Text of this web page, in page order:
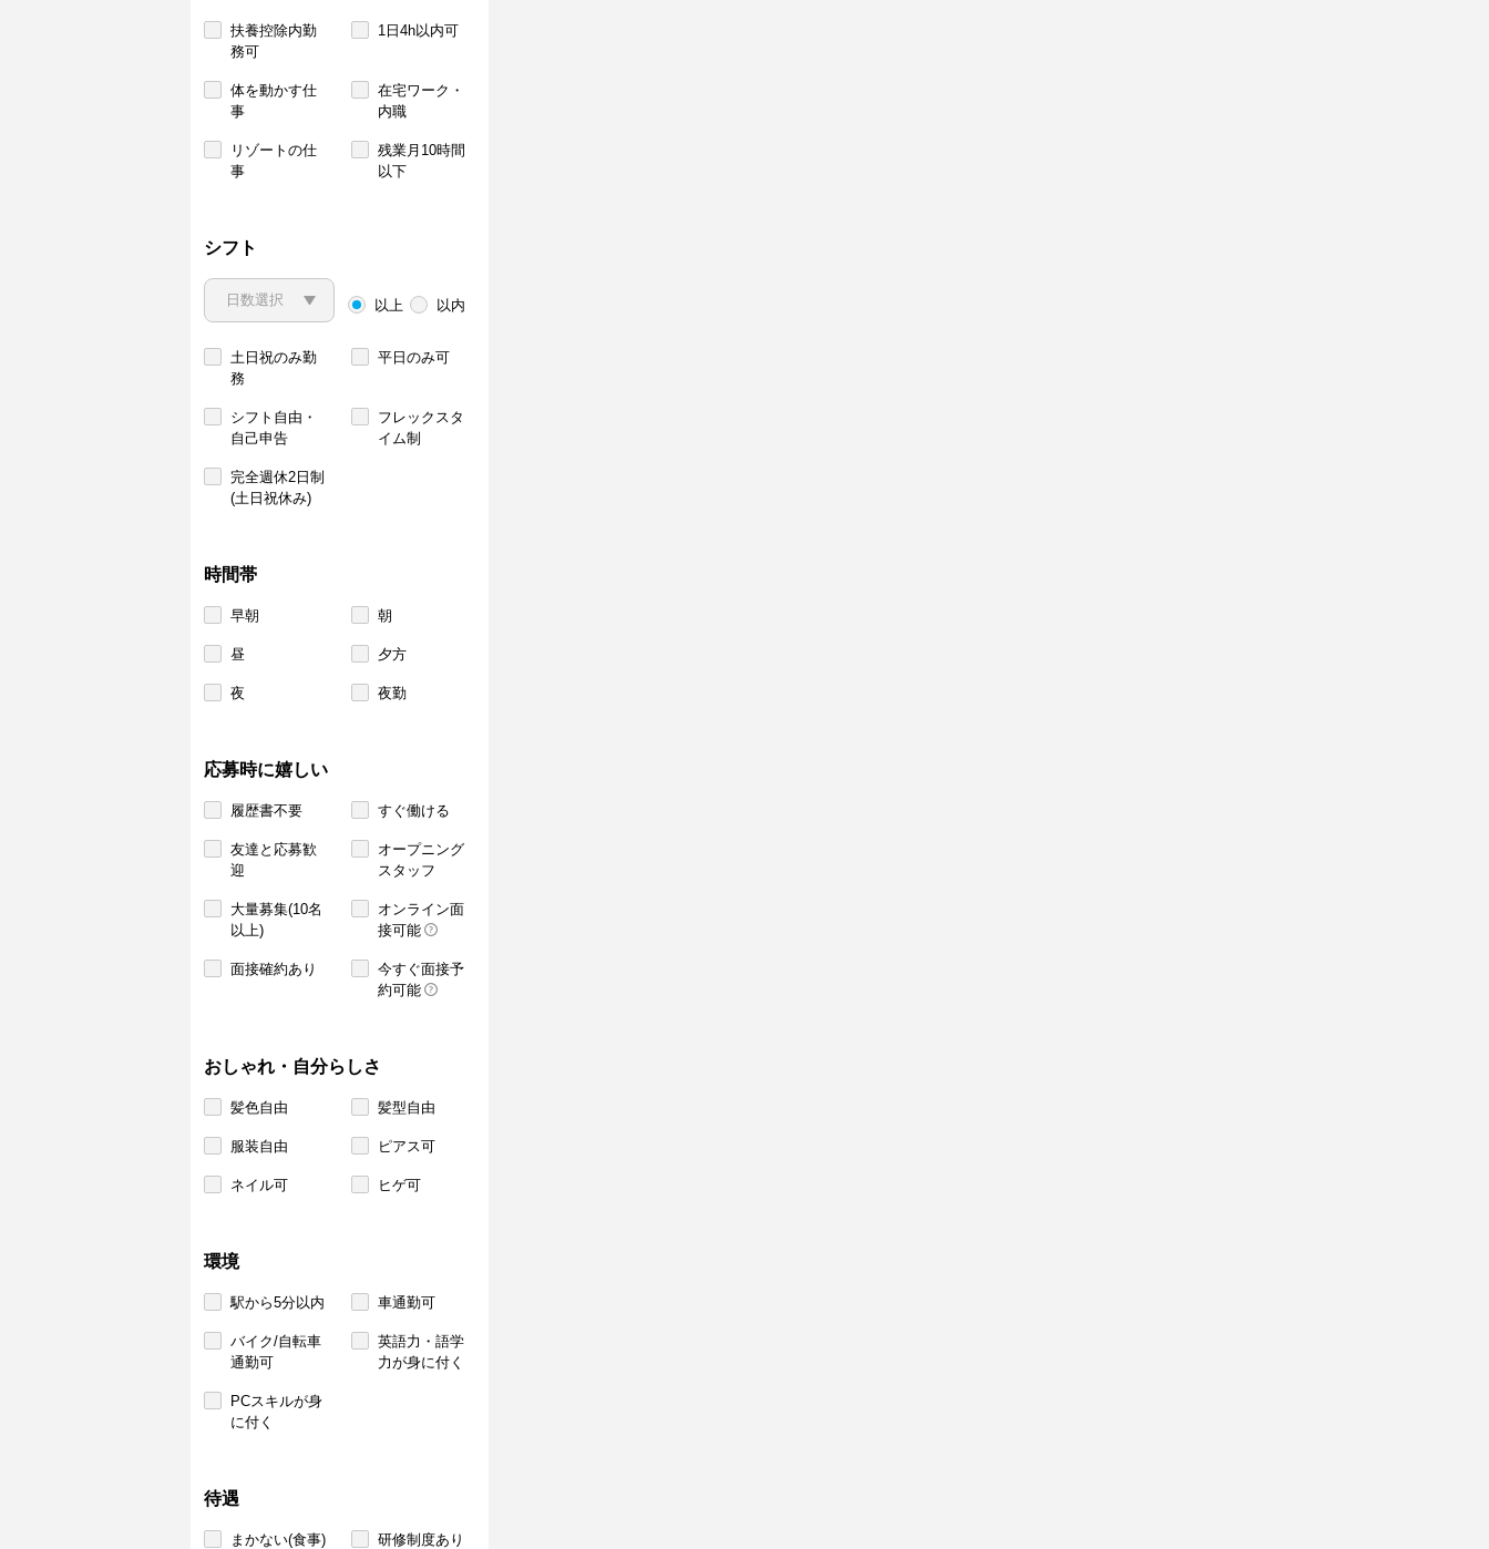
扶養控除内勤
務可
1日4h以内可
体を動かす仕
事
在宅ワーク・
内職
リゾートの仕
事
残業月10時間
以下
シフト
以上 以内
土日祝のみ勤
務
平日のみ可
シフト自由・
自己申告
フレックスタ
イム制
完全週休2日制
(土日祝休み)
時間帯
早朝 朝
昼 夕方
夜 夜勤
応募時に嬉しい
履歴書不要 すぐ働ける
友達と応募歓
迎
オープニング
スタッフ
大量募集(10名
以上)
オンライン面
接可能
面接確約あり
今すぐ面接予
約可能
おしゃれ・自分らしさ
髪色自由 髪型自由
服装自由 ピアス可
ネイル可 ヒゲ可
環境
駅から5分以内 車通勤可
バイク/自転車
通勤可
英語力・語学
力が身に付く
PCスキルが身
に付く
待遇
まかない(食事) 研修制度あり